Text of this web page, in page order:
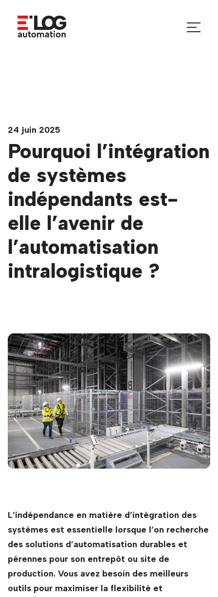
contenu
basculer
24 juin 2025
Pourquoi l’intégration
de systèmes
indépendants est-
elle l’avenir de
l’automatisation
intralogistique ?
L’indépendance en matière d’intégration des
systèmes est essentielle lorsque l’on recherche
des solutions d’automatisation durables et
pérennes pour son entrepôt ou site de
production. Vous avez besoin des meilleurs
outils pour maximiser la flexibilité et